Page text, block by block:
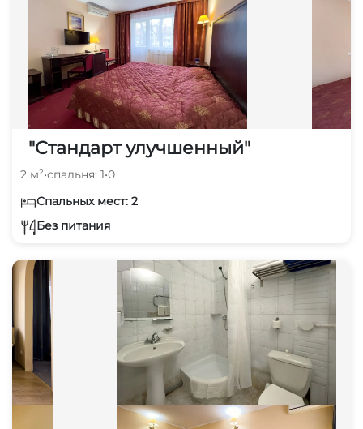
"Стандарт улучшенный"
2 м²•спальня: 1•0
Спальных мест: 2
Без питания